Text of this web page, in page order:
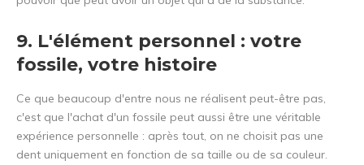
9. L'élément personnel : votre
fossile, votre histoire
Ce que beaucoup d'entre nous ne réalisent peut-être pas,
c'est que l'achat d'un fossile peut aussi être une véritable
expérience personnelle : après tout, on ne choisit pas une
dent uniquement en fonction de sa taille ou de sa couleur.